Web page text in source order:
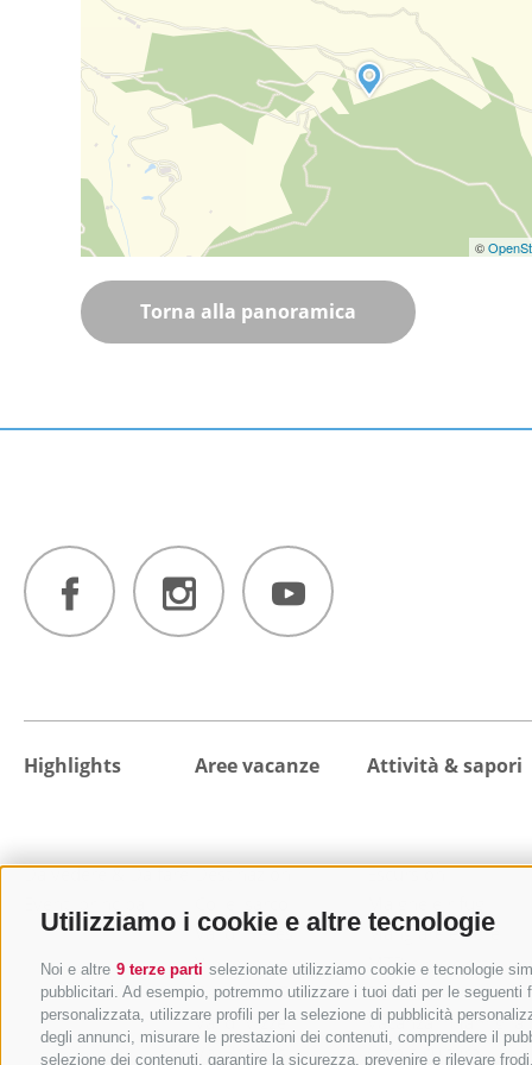
Utilizziamo i cookie e altre tecnologie
Noi e altre 9 terze parti selezionate utilizziamo cookie e tecnologie
pubblicitari. Ad esempio, potremmo utilizzare i tuoi dati per le
personalizzata, utilizzare profili per la selezione di pubblicità
degli annunci, misurare le prestazioni dei contenuti, comprendere il
selezione dei contenuti, garantire la sicurezza, prevenire e rilevare
©
Torna alla panoramica
Highlights
Da vedere & Da fare
Aree vacanze
Destinazioni
Val di Fleres
Vipiteno
Campo di Trens
Val di Vizze
Val Racines
Attività & sapori
Escursioni
Mangiare e bere
MTB e bicicletta
Benessere e relax
Vacanza in famiglia
Città e cultura